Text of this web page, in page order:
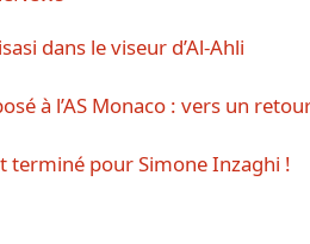
dans le viseur d’Al-Ahli
à l’AS Monaco : vers un
terminé pour Simone Inzaghi !